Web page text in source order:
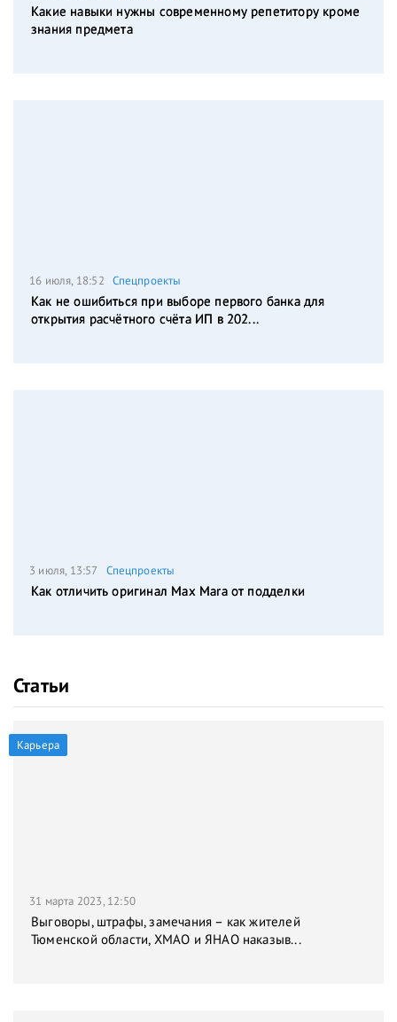
Какие навыки нужны современному репетитору кроме
знания предмета
16 июля, 18:52 Спецпроекты
Как не ошибиться при выборе первого банка для
открытия расчётного счёта ИП в 202...
3 июля, 13:57 Спецпроекты
Как отличить оригинал Max Mara от подделки
Статьи
Карьера
31 марта 2023, 12:50
Выговоры, штрафы, замечания – как жителей
Тюменской области, ХМАО и ЯНАО наказыв...